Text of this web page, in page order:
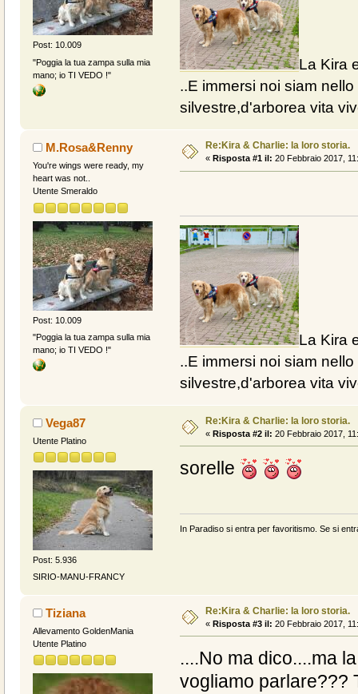
Post: 10.009
"Poggia la tua zampa sulla mia
mano; io TI VEDO !"
La Kira
..E immersi noi siam nello
silvestre,d'arborea vita
M.Rosa&Renny
You're wings were ready, my
heart was not..
Utente Smeraldo
Post: 10.009
"Poggia la tua zampa sulla mia
mano; io TI VEDO !"
Re:Kira & Charlie: la loro storia.
« Risposta #1 il: 20 Febbraio 2017,
La Kira
..E immersi noi siam nello
silvestre,d'arborea vita
Vega87
Utente Platino
Post: 5.936
SIRIO-MANU-FRANCY
Re:Kira & Charlie: la loro storia.
« Risposta #2 il: 20 Febbraio 2017,
sorelle
In Paradiso si entra per favoritismo. Se si
Tiziana
Allevamento GoldenMania
Utente Platino
Re:Kira & Charlie: la loro storia.
« Risposta #3 il: 20 Febbraio 2017,
....No ma dico....ma
vogliamo parlare???